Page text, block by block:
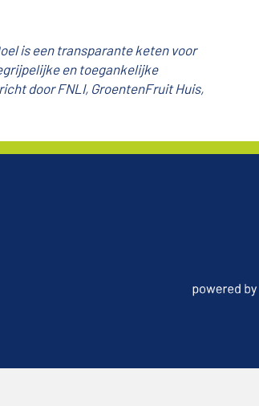
is een transparante keten voor
en toegankelijke
door FNLI, GroentenFruit Huis,